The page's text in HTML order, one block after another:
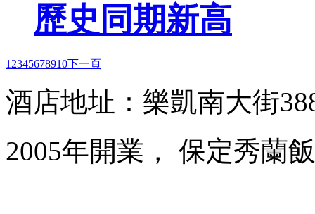
歷史同期新高
1 2345678910下一頁
酒店地址：樂凱南大街
2005年開業， 保定秀